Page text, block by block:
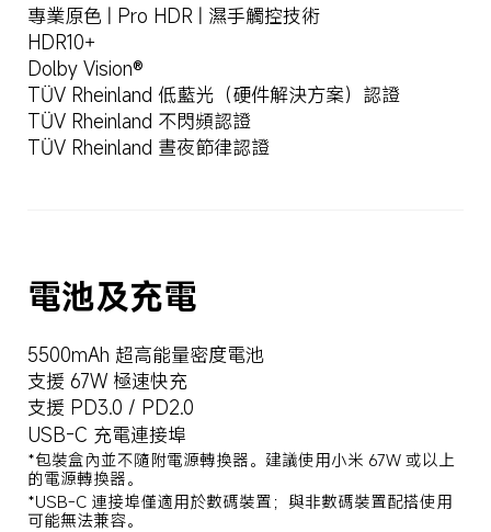
專業原色 | Pro HDR | 濕手觸控技術
HDR10+
Dolby Vision®
TÜV Rheinland 低藍光（硬件解決方案）認證
TÜV Rheinland 不閃頻認證
TÜV Rheinland 晝夜節律認證
電池及充電
5500mAh 超高能量密度電池
支援 67W 極速快充
支援 PD3.0 / PD2.0
USB-C 充電連接埠
*包裝盒內並不隨附電源轉換器。建議使用小米 67W 或以上
的電源轉換器。
*USB-C 連接埠僅適用於數碼裝置；與非數碼裝置配搭使用
可能無法兼容。